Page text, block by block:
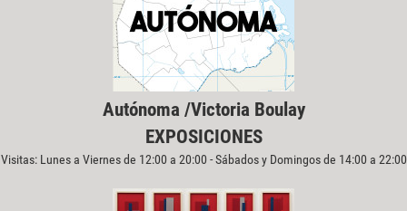
Autónoma /Victoria Boulay
EXPOSICIONES
Visitas: Lunes a Viernes de 12:00 a 20:00 - Sábados y Domingos de 14:00 a 22:00